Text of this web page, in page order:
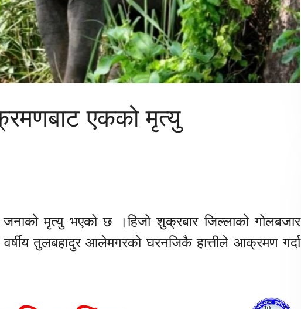
एकको मृत्यु
जनाको मृत्यु भएको छ ।हिजो शुक्रबार जिल्लाको गोलबजार
तुलबहादुर आलेमगरको घरनजिकै हात्तीले आक्रमण गर्दा